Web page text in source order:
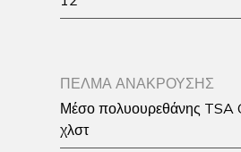
ΠΕΛΜΑ ΑΝΑΚΡΟΥΣΗΣ
Μέσο πολυουρεθάνης TSA
χλστ